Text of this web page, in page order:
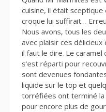
cuisine, il était sceptique
croque lui suffirait…
Nous avons, tous les
avec plaisir ces
il faut le dire. Le caramel
s’est réparti pour
sont devenues
liquide sur le top et
torréfiées ont terminé
pour encore plus de